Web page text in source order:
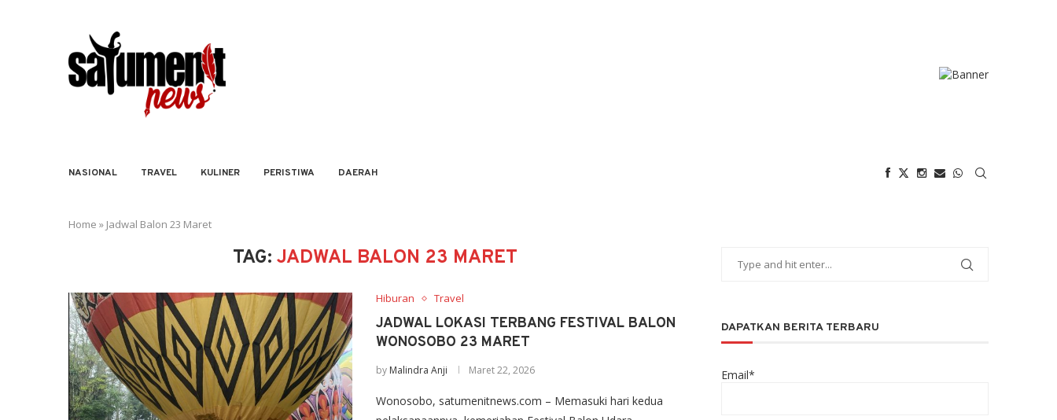
NASIONAL TRAVEL KULINER PERISTIWA DAERAH
Home » Jadwal Balon 23 Maret
TAG: JADWAL BALON 23 MARET
Hiburan Travel
JADWAL LOKASI TERBANG FESTIVAL BALON
WONOSOBO 23 MARET
by Malindra Anji Maret 22, 2026
Wonosobo, satumenitnews.com – Memasuki hari kedua
DAPATKAN BERITA TERBARU
Email*